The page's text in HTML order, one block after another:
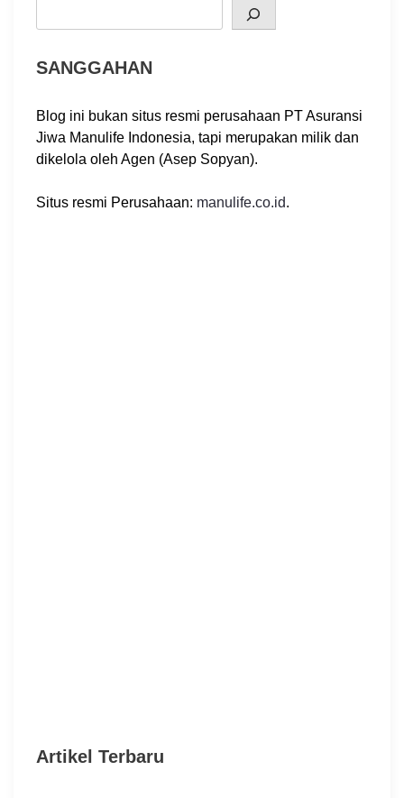
SANGGAHAN
Blog ini bukan situs resmi perusahaan PT Asuransi
Jiwa Manulife Indonesia, tapi merupakan milik dan
dikelola oleh Agen (Asep Sopyan).
Situs resmi Perusahaan: manulife.co.id.
Artikel Terbaru